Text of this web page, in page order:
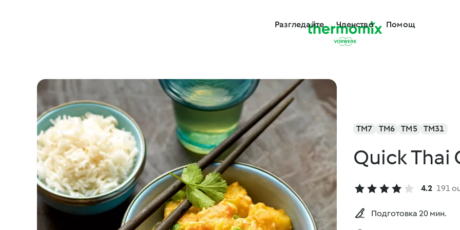
Разгледайте Членство Помощ
TM7 TM6 TM5 TM31
Quick Thai
4.2 191
Подготовка 20 мин.